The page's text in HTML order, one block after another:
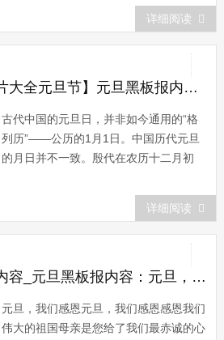
元旦之春”，以及南北朝梁人萧子云《介
雅》：“四气新元旦，万寿初今朝&rdqu...
详细阅读
【迎元旦黑板报图片大全元旦节】元旦黑板报内容：元旦节的演变
古代中国的元旦日，并非如今通用的“格
列历”——公历的1月1日。中国历代元旦
的月日并不一致。殷代在农历十二月初
一，周代在十一月初一，秦始皇统一六国
后又以十月初一日为元旦，自此历代相沿
未改(《史记》)。汉武帝太初元年时...
详细阅读
关于元旦的黑板报内容_元旦黑板报内容：元旦，我们感恩
元旦，我们感恩元旦，我们感恩感恩我们
伟大的祖国母亲是您给了我们最赤诚的心